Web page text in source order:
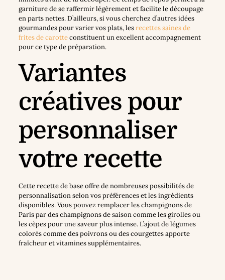
garniture de se raffermir légèrement et facilite le découpage
en parts nettes. D’ailleurs, si vous cherchez d’autres idées
gourmandes pour varier vos plats, lesrecettes saines de
frites de carotteconstituent un excellent accompagnement
pour ce type de préparation.
Variantes
créatives pour
personnaliser
votre recette
Cette recette de base offre de nombreuses possibilités de
personnalisation selon vos préférences et les ingrédients
disponibles. Vous pouvez remplacer les champignons de
Paris par des champignons de saison comme les girolles ou
les cèpes pour une saveur plus intense. L’ajout de légumes
colorés comme des poivrons ou des courgettes apporte
fraîcheur et vitamines supplémentaires.